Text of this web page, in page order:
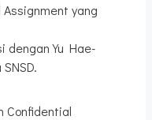
yang
dengan Yu Hae-
Confidential